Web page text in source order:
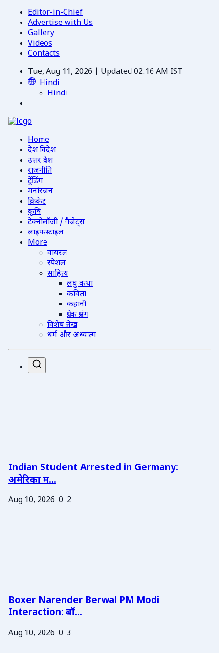
Editor-in-Chief
Advertise with Us
Gallery
Videos
Contacts
Tue, Aug 11, 2026 | Updated 02:16 AM IST
Hindi
Hindi
Home
देश विदेश
उत्तर प्रदेश
राजनीति
ट्रेंडिंग
मनोरंजन
क्रिकेट
कृषि
टेक्नोलॉजी / गैजेट्स
लाइफस्टाइल
More
वायरल
स्पेशल
साहित्य
लघु कथा
कविता
कहानी
प्रेरक प्रसंग
विशेष लेख
धर्म और अध्यात्म
Indian Student Arrested in Germany:
अमेरिका म...
Aug 10, 2026 0 2
Boxer Narender Berwal PM Modi
Interaction: बॉ...
Aug 10, 2026 0 3